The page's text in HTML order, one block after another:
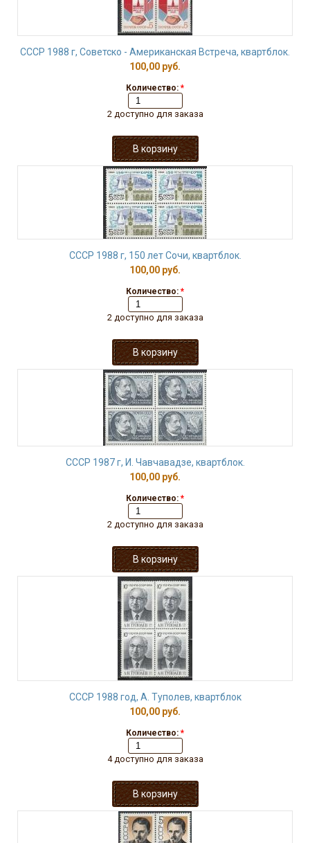
СССР 1988 г, Советско - Американская Встреча, квартблок.
100,00 руб.
Количество: *
2 доступно для заказа
СССР 1988 г, 150 лет Сочи, квартблок.
100,00 руб.
Количество: *
2 доступно для заказа
СССР 1987 г, И. Чавчавадзе, квартблок.
100,00 руб.
Количество: *
2 доступно для заказа
СССР 1988 год, А. Туполев, квартблок
100,00 руб.
Количество: *
4 доступно для заказа